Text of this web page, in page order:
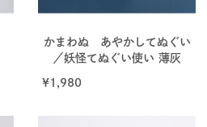
かまわぬ あやかしてぬぐい
／妖怪てぬぐい使い 薄灰
¥1,980